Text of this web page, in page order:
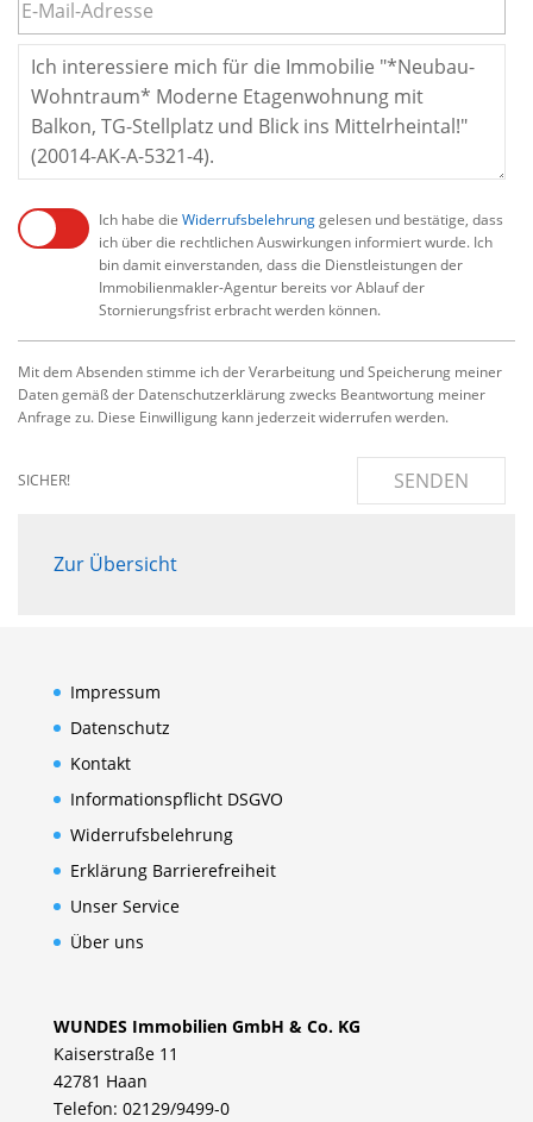
Ich habe die Widerrufsbelehrunggelesen und bestätige, dass
ich über die rechtlichen Auswirkungen informiert wurde. Ich
bin damit einverstanden, dass die Dienstleistungen der
Immobilienmakler-Agentur bereits vor Ablauf der
Stornierungsfrist erbracht werden können.
Mit dem Absenden stimme ich der Verarbeitung und Speicherung meiner
Daten gemäß der Datenschutzerklärung zwecks Beantwortung meiner
Anfrage zu. Diese Einwilligung kann jederzeit widerrufen werden.
SICHER! SENDEN
Zur Übersicht
Impressum
Datenschutz
Kontakt
Informationspflicht DSGVO
Widerrufsbelehrung
Erklärung Barrierefreiheit
Unser Service
Über uns
WUNDES Immobilien GmbH & Co. KG
Kaiserstraße 11
42781 Haan
Telefon: 02129/9499-0